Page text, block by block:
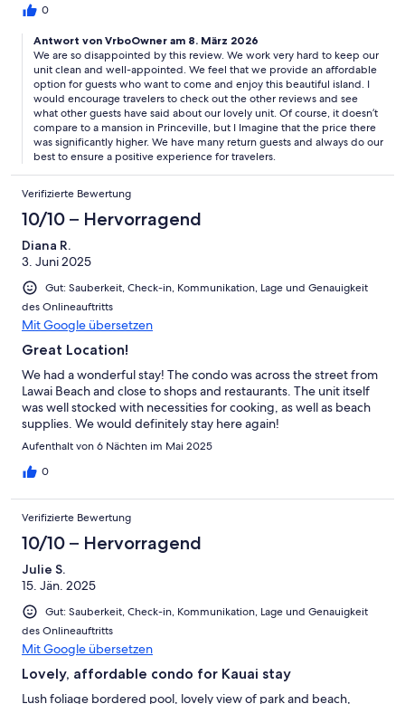
0
Antwort von VrboOwner am 8. März 2026
We are so disappointed by this review. We work very hard to keep our
unit clean and well-appointed. We feel that we provide an affordable
option for guests who want to come and enjoy this beautiful island. I
would encourage travelers to check out the other reviews and see
what other guests have said about our lovely unit. Of course, it doesn’t
compare to a mansion in Princeville, but I Imagine that the price there
was significantly higher. We have many return guests and always do our
best to ensure a positive experience for travelers.
Verifizierte Bewertung
10/10 – Hervorragend
Diana R.
3. Juni 2025
Gut: Sauberkeit, Check-in, Kommunikation, Lage und Genauigkeit
des Onlineauftritts
Mit Google übersetzen
Great Location!
We had a wonderful stay! The condo was across the street from
Lawai Beach and close to shops and restaurants. The unit itself
was well stocked with necessities for cooking, as well as beach
supplies. We would definitely stay here again!
Aufenthalt von 6 Nächten im Mai 2025
0
Verifizierte Bewertung
10/10 – Hervorragend
Julie S.
15. Jän. 2025
Gut: Sauberkeit, Check-in, Kommunikation, Lage und Genauigkeit
des Onlineauftritts
Mit Google übersetzen
Lovely, affordable condo for Kauai stay
Lush foliage bordered pool, lovely view of park and beach,